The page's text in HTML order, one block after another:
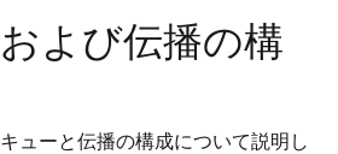
よび伝播の構
ューと伝播の構成について説明し